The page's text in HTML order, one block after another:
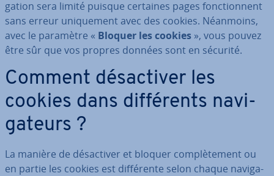
ga­tion sera limité puisque certaines pages fonc­tion­nent
sans erreur uni­que­ment avec des cookies. Néanmoins,
avec le paramètre « Bloquer les cookies », vous pouvez
être sûr que vos propres données sont en sécurité.
Comment dé­sac­ti­ver les
cookies dans dif­fé­rents na­vi­
ga­teurs ?
La manière de dé­sac­ti­ver et bloquer com­plè­te­ment ou
en partie les cookies est dif­fé­rente selon chaque na­vi­ga­